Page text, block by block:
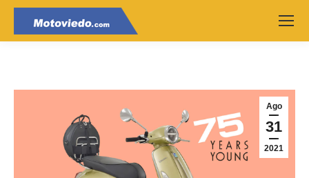
Ago
31
2021